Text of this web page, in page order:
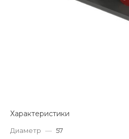
Характеристики
Диаметр — 57